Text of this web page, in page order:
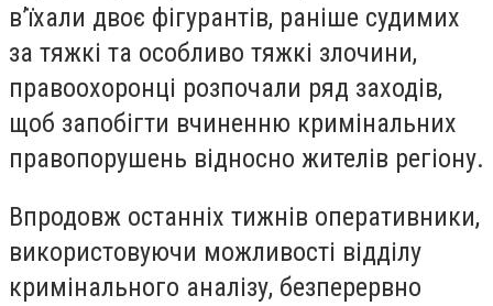
в’їхали двоє фігурантів, раніше судимих
за тяжкі та особливо тяжкі злочини,
правоохоронці розпочали ряд заходів,
щоб запобігти вчиненню кримінальних
правопорушень відносно жителів регіону.
Впродовж останніх тижнів оперативники,
використовуючи можливості відділу
кримінального аналізу, безперервно